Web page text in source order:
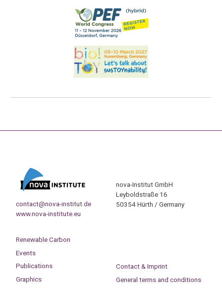
contact@nova-institut.de
www.nova-institute.eu
nova-Institut GmbH
Leyboldstraße 16
50354 Hürth / Germany
Renewable Carbon
Events
Publications
Graphics
Contact & Imprint
General terms and conditions